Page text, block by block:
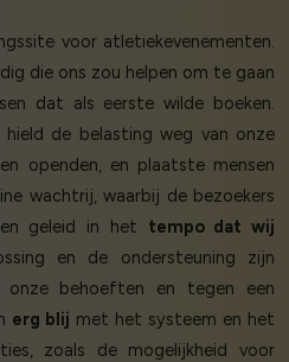
voor atletiekevenementen.
die ons zou helpen om te gaan
dat als eerste wilde boeken.
hield de belasting weg van onze
openden, en plaatste mensen
wachtrij, waarbij de bezoekers
geleid in het tempo dat wij
en de ondersteuning zijn
onze behoeften en tegen een
erg blij met het systeem en het
zoals de mogelijkheid voor